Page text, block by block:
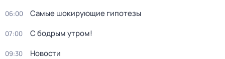
06:00 Самые шoкиpующие гипотезы
07:00 С бодрым утром!
09:30 Новости